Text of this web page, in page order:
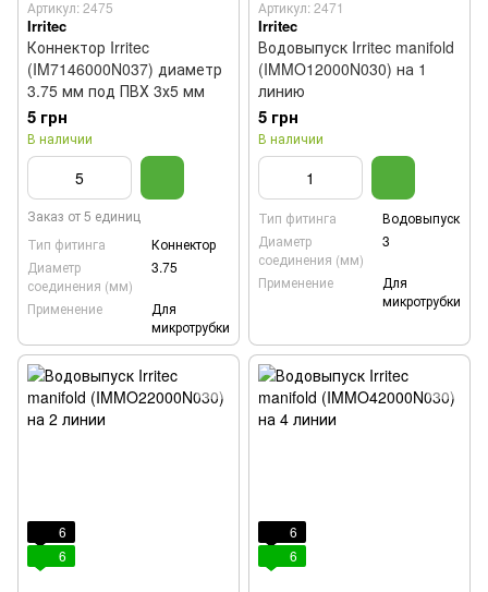
Артикул: 2475
Irritec
Коннектор Irritec
(IM7146000N037) диаметр
3.75 мм под ПВХ 3х5 мм
5 грн
В наличии
Заказ от 5 единиц
Тип фитинга
Коннектор
Диаметр
соединения (мм)
3.75
Применение
Для
микротрубки
Артикул: 2471
Irritec
Водовыпуск Irritec manifold
(IMMO12000N030) на 1
линию
5 грн
В наличии
Тип фитинга
Водовыпуск
Диаметр
соединения (мм)
3
Применение
Для
микротрубки
6
6
6
6